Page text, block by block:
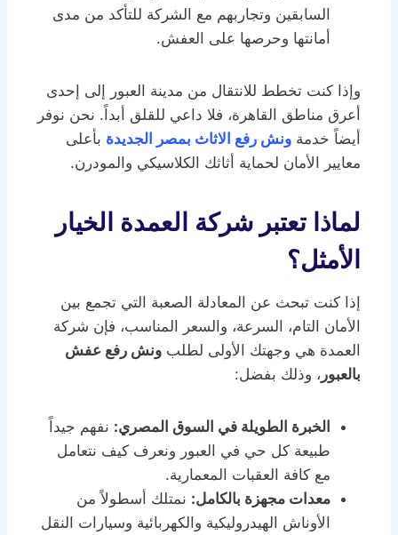
السابقين وتجاربهم مع الشركة للتأكد من مدى
أمانتها وحرصها على العفش.
وإذا كنت تخطط للانتقال من مدينة العبور إلى إحدى
أعرق مناطق القاهرة، فلا داعي للقلق أبداً. نحن نوفر
أيضاً خدمة ونش رفع الاثاث بمصر الجديدة بأعلى
معايير الأمان لحماية أثاثك الكلاسيكي والمودرن.
لماذا تعتبر شركة العمدة الخيار
الأمثل؟
إذا كنت تبحث عن المعادلة الصعبة التي تجمع بين
الأمان التام، السرعة، والسعر المناسب، فإن شركة
العمدة هي وجهتك الأولى لطلب ونش رفع عفش
بالعبور ، وذلك بفضل:
الخبرة الطويلة في السوق المصري: نفهم جيداً
طبيعة كل حي في العبور ونعرف كيف نتعامل
مع كافة العقبات المعمارية.
معدات مجهزة بالكامل: نمتلك أسطولاً من
الأوناش الهيدروليكية والكهربائية وسيارات النقل